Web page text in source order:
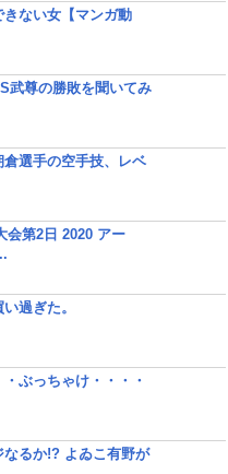
きない女【マンガ動
武尊の勝敗を聞いてみ
倉選手の空手技、レベ
会第2日 2020 アー
過ぎた。
ぶっちゃけ・・・・
なるか!? よゐこ有野が